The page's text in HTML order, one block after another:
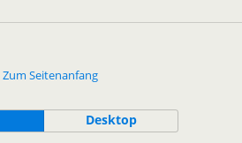
Zum Seitenanfang
Desktop